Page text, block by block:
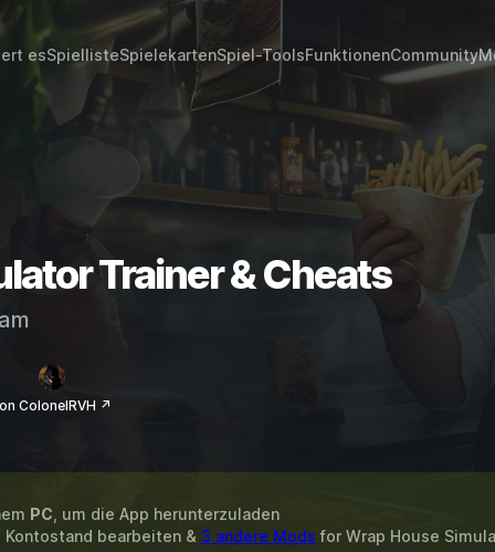
esSpiellisteSpielekartenSpiel-ToolsFunktionenCommunity
Trainer & Cheats
ColonelRVH ↗
PC , um die App herunterzuladen
bearbeiten & 3 andere Mods for Wrap House